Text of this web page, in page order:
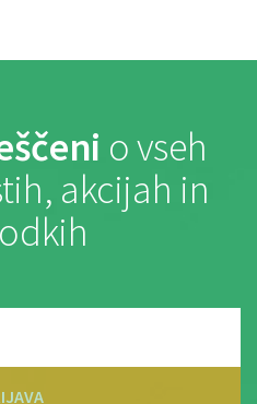
o vseh
akcijah in